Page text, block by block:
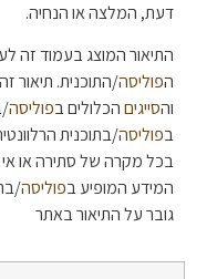
דעת, המלצה או הנחיה.
התיאור המוצג בעמוד זה
הפוליסה/התוכנית. תיאור
והסייגיםהכלולים בפוליסה/
בפוליסה/בתוכנית
בכל מקרה של סתירה או
המידע המופיע בפוליסה/
גובר על התיאור באתר